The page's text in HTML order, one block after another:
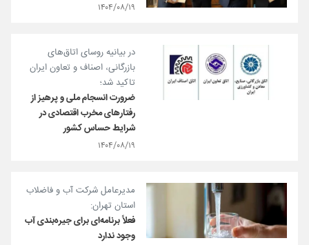
۱۴۰۴/۰۸/۱۹
در بیانیه روسای اتاق‌های
بازرگانی، اصناف و تعاون ایران
تاکید شد؛
ضرورت انسجام ملی و پرهیز از
رفتارهای مخرب اقتصادی در
شرایط حساس کشور
۱۴۰۴/۰۸/۱۹
مدیرعامل شرکت آب و فاضلاب
استان تهران:
فعلاً برنامه‌ای برای جیره‌بندی آب
وجود ندارد